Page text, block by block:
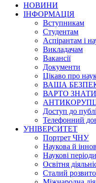
НОВИНИ
ІНФОРМАЦІЯ
Вступникам
Студентам
Аспірантам і
Викладачам
Вакансії
Документи
Цікаво про
ВАША
ВАРТО
Доступ до
Телефонний
УНІВЕРСИТЕТ
Портрет ЧНУ
Наукова й
Наукові
Освітня
Сталий